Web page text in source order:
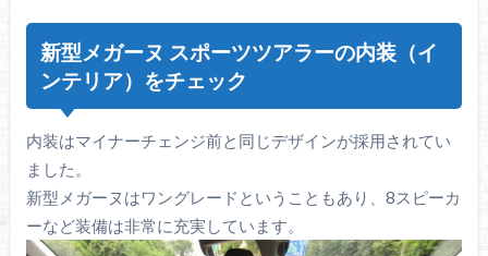
新型メガーヌ スポーツツアラーの内装（イ
ンテリア）をチェック
内装はマイナーチェンジ前と同じデザインが採用されてい
ました。
新型メガーヌはワングレードということもあり、8スピーカ
ーなど装備は非常に充実しています。